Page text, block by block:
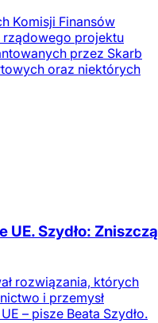
Komisji Finansów
rządowego projektu
przez Skarb
oraz niektórych
Szydło: Zniszczą
rozwiązania, których
i przemysł
– pisze Beata Szydło.